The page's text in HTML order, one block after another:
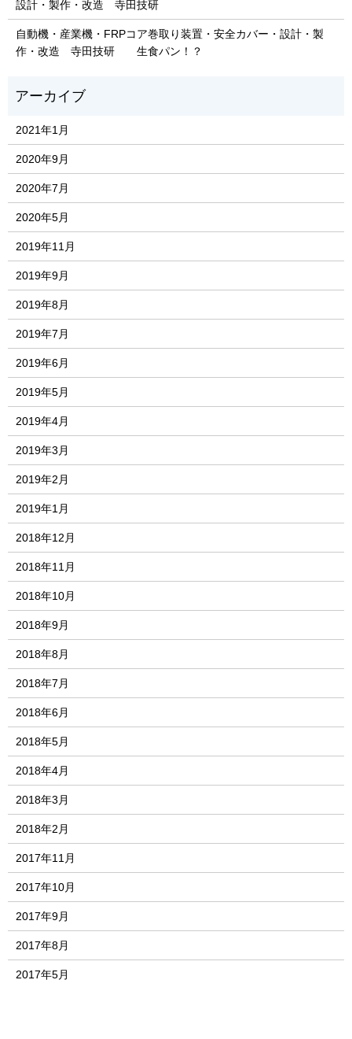
設計・製作・改造 寺田技研
自動機・産業機・FRPコア巻取り装置・安全カバー・設計・製
作・改造 寺田技研 生食パン！？
2021年1月
2020年9月
2020年7月
2020年5月
2019年11月
2019年9月
2019年8月
2019年7月
2019年6月
2019年5月
2019年4月
2019年3月
2019年2月
2019年1月
2018年12月
2018年11月
2018年10月
2018年9月
2018年8月
2018年7月
2018年6月
2018年5月
2018年4月
2018年3月
2018年2月
2017年11月
2017年10月
2017年9月
2017年8月
2017年5月